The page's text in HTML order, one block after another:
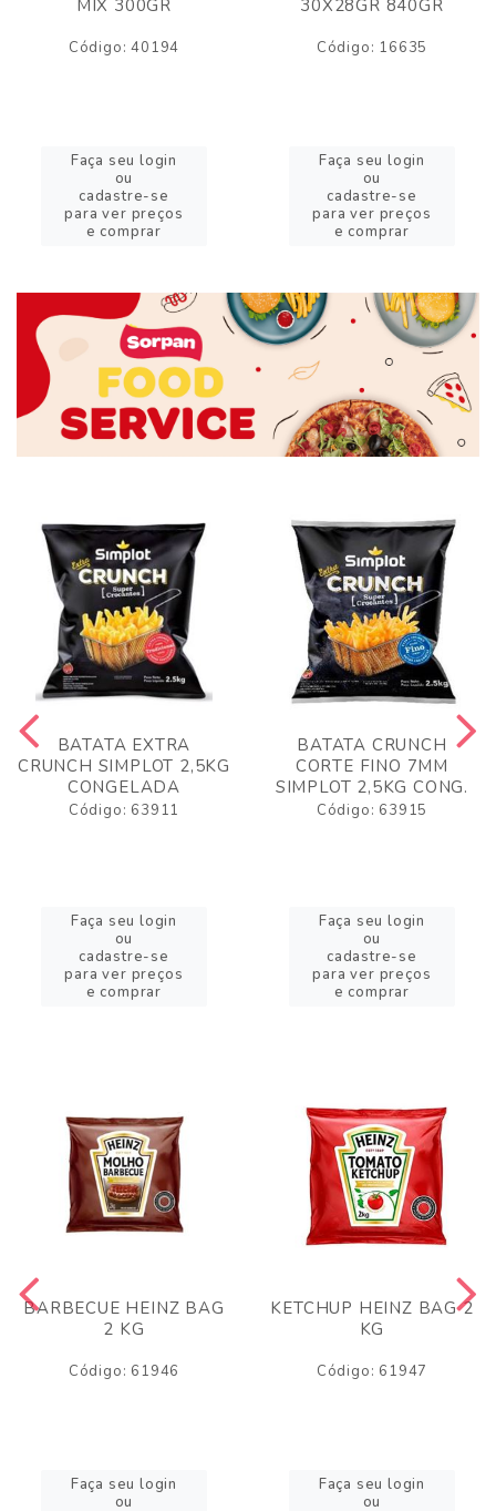
MIX 300GR
Código: 40194
Faça seu login
ou
cadastre-se
para ver preços
e comprar
30X28GR 840GR
Código: 16635
Faça seu login
ou
cadastre-se
para ver preços
e comprar
BATATA EXTRA
CRUNCH SIMPLOT 2,5KG
CONGELADA
Código: 63911
Faça seu login
ou
cadastre-se
para ver preços
e comprar
BATATA CRUNCH
CORTE FINO 7MM
SIMPLOT 2,5KG CONG.
Código: 63915
Faça seu login
ou
cadastre-se
para ver preços
e comprar
BARBECUE HEINZ BAG
2 KG
Código: 61946
Faça seu login
ou
KETCHUP HEINZ BAG 2
KG
Código: 61947
Faça seu login
ou